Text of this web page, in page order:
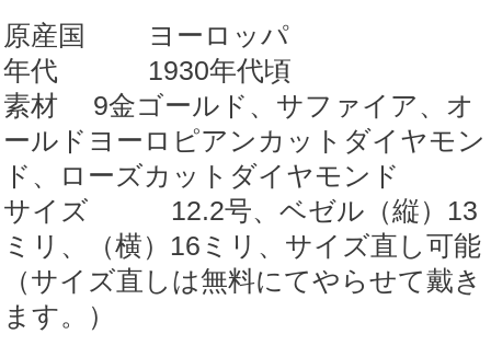
原産国 ヨーロッパ
年代 1930年代頃
素材 9金ゴールド、サファイア、オ
ールドヨーロピアンカットダイヤモン
ド、ローズカットダイヤモンド
サイズ 12.2号、ベゼル（縦）13
ミリ、（横）16ミリ、サイズ直し可能
（サイズ直しは無料にてやらせて戴き
ます。）